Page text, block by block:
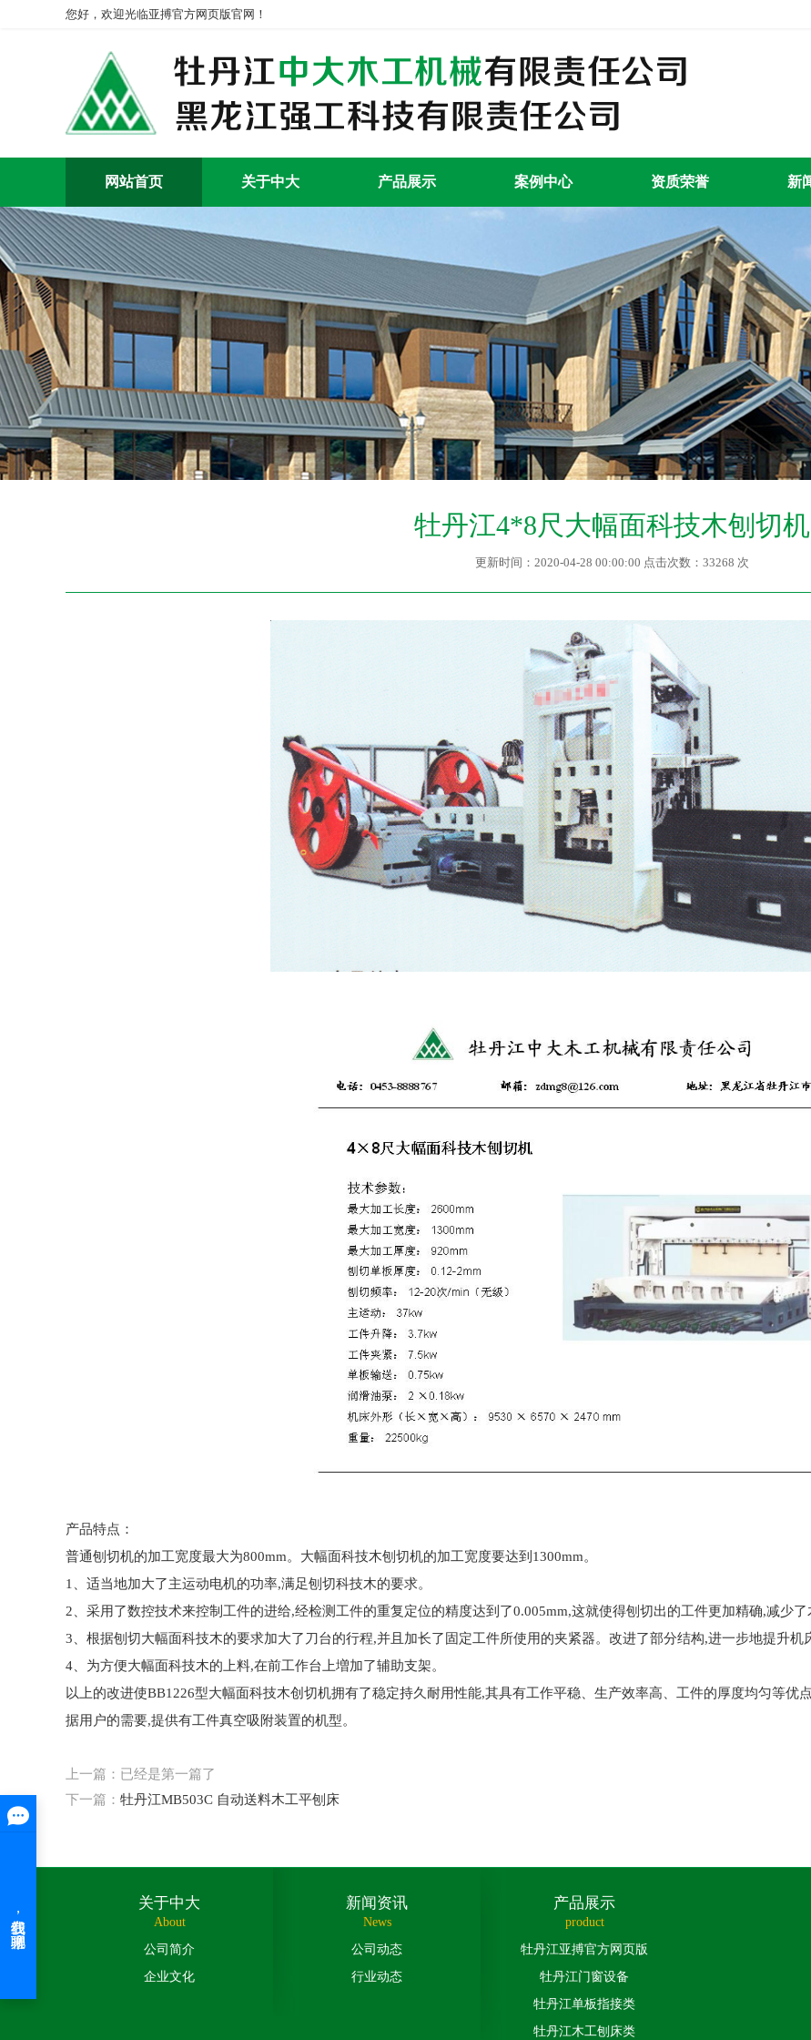
您好，欢迎光临亚搏官方网页版官网！
网站首页 关于中大 产品展示 案例中心 资质荣誉 新
牡丹江4*8尺大幅面科技木刨切机
更新时间：2020-04-28 00:00:00 点击次数：33268 次
产品特点：
普通刨切机的加工宽度最大为800mm。大幅面科技木刨切机的加工宽度要达到1300mm。
1、适当地加大了主运动电机的功率,满足刨切科技木的要求。
2、采用了数控技术来控制工件的进给,经检测工件的重复定位的精度达到了0.005mm,这就使得刨切出的工件更加精确,减少
3、根据刨切大幅面科技木的要求加大了刀台的行程,并且加长了固定工件所使用的夹紧器。改进了部分结构,进一步地提升机
4、为方便大幅面科技木的上料,在前工作台上増加了辅助支架。
以上的改进使BB1226型大幅面科技木创切机拥有了稳定持久耐用性能,其具有工作平稳、生产效率高、工件的厚度均匀等优
据用户的需要,提供有工件真空吸附装置的机型。
上一篇：已经是第一篇了
下一篇： 牡丹江MB503C 自动送料木工平刨床
关于中大
About
公司简介
企业文化
新闻资讯
News
公司动态
行业动态
产品展示
product
牡丹江亚搏官方网页版
牡丹江门窗设备
牡丹江单板指接类
牡丹江木工刨床类